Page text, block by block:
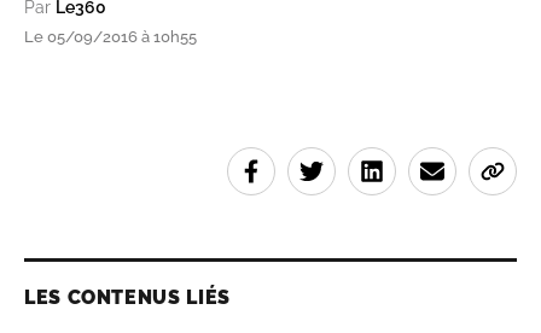
Par Le360
Le 05/09/2016 à 10h55
LES CONTENUS LIÉS